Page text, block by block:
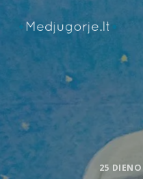
to
content
25